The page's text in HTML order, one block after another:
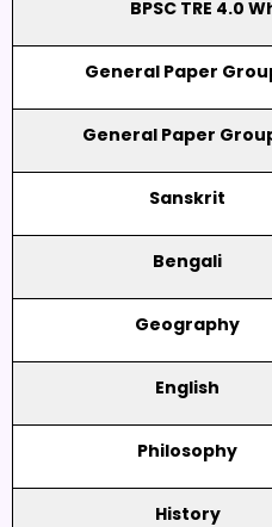
BPSC TRE 4.0
General Paper
General Paper
Sanskrit
Bengali
Geography
English
Philosophy
History